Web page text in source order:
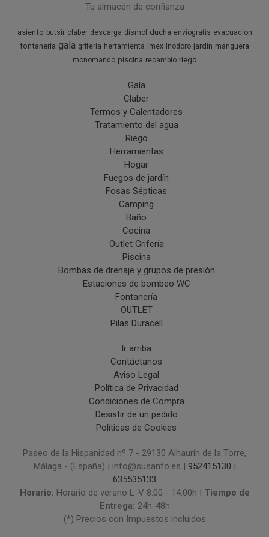
Tu almacén de confianza
asiento butsir claber descarga dismol ducha enviogratis evacuacion
fontaneria gala griferia herramienta imex inodoro jardin manguera
monomando piscina recambio riego
Gala
Claber
Termos y Calentadores
Tratamiento del agua
Riego
Herramientas
Hogar
Fuegos de jardín
Fosas Sépticas
Camping
Baño
Cocina
Outlet Grifería
Piscina
Bombas de drenaje y grupos de presión
Estaciones de bombeo WC
Fontanería
OUTLET
Pilas Duracell
Ir arriba
Contáctanos
Aviso Legal
Política de Privacidad
Condiciones de Compra
Desistir de un pedido
Políticas de Cookies
Paseo de la Hispanidad nº 7 - 29130 Alhaurín de la Torre,
Málaga - (España) | info@susanfo.es | 952415130 |
635535133
Horario: Horario de verano L-V 8:00 - 14:00h | Tiempo de
Entrega: 24h-48h
(*) Precios con Impuestos incluidos